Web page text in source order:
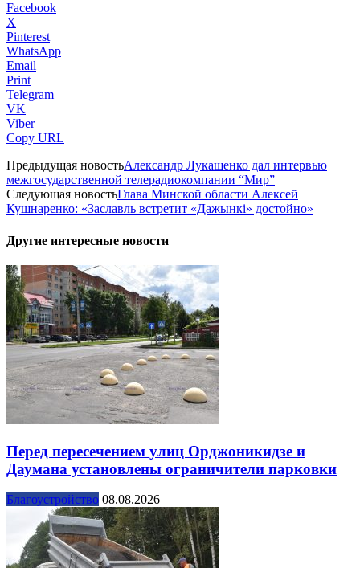
Facebook
X
Pinterest
WhatsApp
Email
Print
Telegram
VK
Viber
Copy URL
Предыдущая новостьАлександр Лукашенко дал интервью
межгосударственной телерадиокомпании “Мир”
Следующая новостьГлава Минской области Алексей
Кушнаренко: «Заславль встретит «Дажынкi» достойно»
Другие интересные новости
Перед пересечением улиц Орджоникидзе и
Даумана установлены ограничители парковки
Благоустройство 08.08.2026